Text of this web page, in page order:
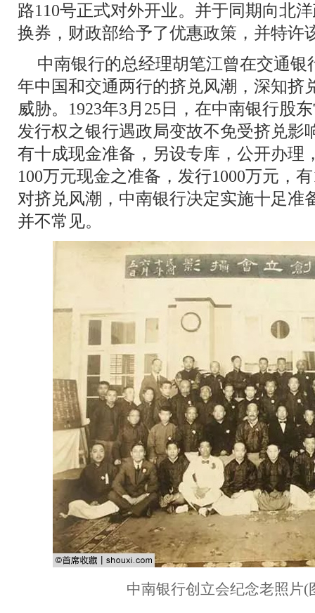
路110号正式对外开业。并于同期向北
换券，财政部给予了优惠政策，并特许
中南银行的总经理胡笔江曾在交通银
年中国和交通两行的挤兑风潮，深知挤
威胁。1923年3月25日，在中南银行股
发行权之银行遇政局变故不免受挤兑影
有十成现金准备，另设专库，公开办理
100万元现金之准备，发行1000万元，
对挤兑风潮，中南银行决定实施十足准
并不常见。
中南银行创立会纪念老照片(